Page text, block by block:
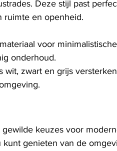
Deze stijl past
ruimte en openheid.
voor
onderhoud.
wit, zwart en grijs
keuzes voor
genieten van de